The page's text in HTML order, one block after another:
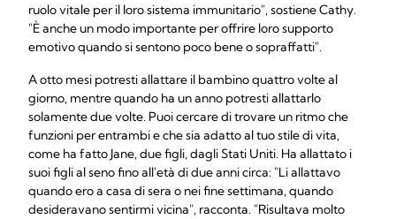
ruolo vitale per il loro sistema immunitario", sostiene Cathy.
"È anche un modo importante per offrire loro supporto
emotivo quando si sentono poco bene o sopraffatti".
A otto mesi potresti allattare il bambino quattro volte al
giorno, mentre quando ha un anno potresti allattarlo
solamente due volte. Puoi cercare di trovare un ritmo che
funzioni per entrambi e che sia adatto al tuo stile di vita,
come ha fatto Jane, due figli, dagli Stati Uniti. Ha allattato i
suoi figli al seno fino all'età di due anni circa: "Li allattavo
quando ero a casa di sera o nei fine settimana, quando
desideravano sentirmi vicina", racconta. "Risultava molto